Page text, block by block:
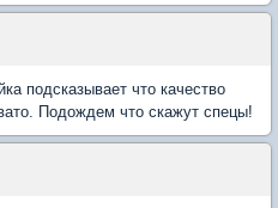
подсказывает что качество
Подождем что скажут спецы!